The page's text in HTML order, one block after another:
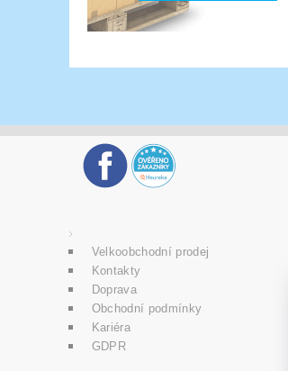
Velkoobchodní prodej
Kontakty
Doprava
Obchodní podmínky
Kariéra
GDPR